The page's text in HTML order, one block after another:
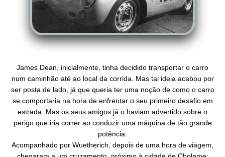
James Dean, inicialmente, tinha decidido transportar o carro
num caminhão até ao local da corrida. Mas tal ideia acabou por
ser posta de lado, já que queria ter uma noção de como o carro
se comportaria na hora de enfrentar o seu primeiro desafio em
estrada. Mas os seus amigos já o haviam advertido sobre o
perigo que iria correr ao conduzir uma máquina de tão grande
potência.
Acompanhado por Wuetherich, depois de uma hora de viagem,